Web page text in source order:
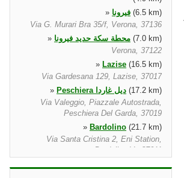
» فيرونا
(6.5 km)
Via G. Murari Bra 35/f, Verona, 37136
» محطة سكة حديد فيرونا
(7.0 km)
Verona, 37122
» Lazise (16.5 km)
Via Gardesana 129, Lazise, 37017
»
Peschiera ديل غاردا
(17.2 km)
Via Valeggio, Piazzale Autostrada,
Peschiera Del Garda, 37019
» Bardolino (21.7 km)
Via Santa Cristina 2, Eni Station,
Bardolino Vr, 37011